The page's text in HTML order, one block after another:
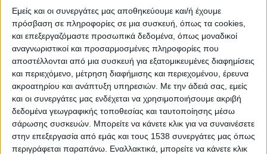
Εμείς και οι συνεργάτες μας αποθηκεύουμε και/ή έχουμε
πρόσβαση σε πληροφορίες σε μια συσκευή, όπως τα cookies,
και επεξεργαζόμαστε προσωπικά δεδομένα, όπως μοναδικοί
αναγνωριστικοί και προσαρμοσμένες πληροφορίες που
αποστέλλονται από μια συσκευή για εξατομικευμένες διαφημίσεις
και περιεχόμενο, μέτρηση διαφήμισης και περιεχομένου, έρευνα
ακροατηρίου και ανάπτυξη υπηρεσιών. Με την άδειά σας, εμείς
και οι συνεργάτες μας ενδέχεται να χρησιμοποιήσουμε ακριβή
δεδομένα γεωγραφικής τοποθεσίας και ταυτοποίησης μέσω
σάρωσης συσκευών. Μπορείτε να κάνετε κλικ για να συναινέσετε
στην επεξεργασία από εμάς και τους 1538 συνεργάτες μας όπως
περιγράφεται παραπάνω. Εναλλακτικά, μπορείτε να κάνετε κλικ
Μπορεί επίσης να σας αρέσουν